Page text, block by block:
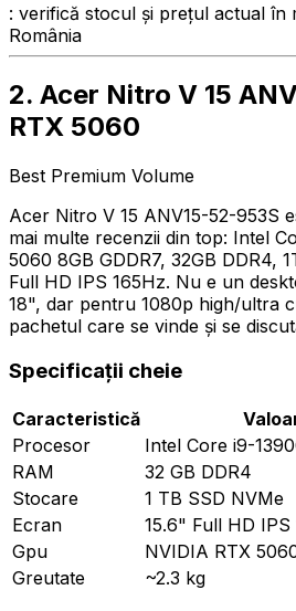
: verifică stocul și prețul actual în
România
2. Acer Nitro V 15
RTX 5060
Best Premium Volume
Acer Nitro V 15 ANV15-52-953S
mai multe recenzii din top: Intel
5060 8GB GDDR7, 32GB DDR4,
Full HD IPS 165Hz. Nu e un
18", dar pentru 1080p high/ultra
pachetul care se vinde și se
Specificații cheie
Caracteristică
Procesor
Intel Core i9-
RAM
32 GB DDR4
Stocare
1 TB SSD NVMe
Ecran
15.6" Full HD IPS
Gpu
NVIDIA RTX
Greutate
~2.3 kg